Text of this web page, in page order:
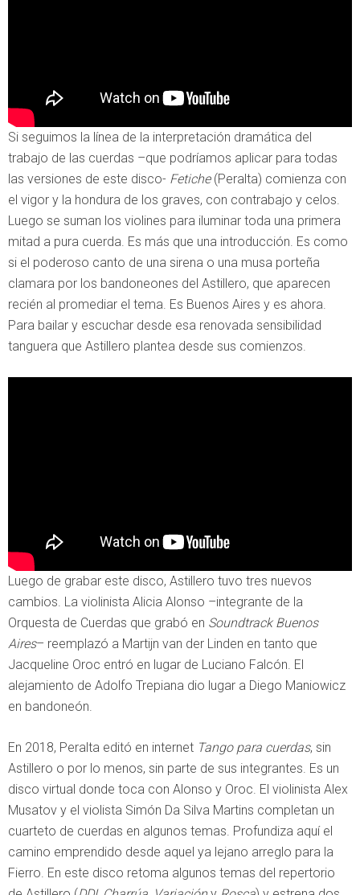
Si seguimos la línea de la interpretación dramática del
trabajo de las cuerdas –que podríamos aplicar para todas
las versiones de este disco- Fetiche(Peralta) comienza con
el vigor y la hondura de los graves, con contrabajo y celos.
Luego se suman los violines para iluminar toda una primera
mitad a pura cuerda. Es más que una introducción. Es como
si el poderoso canto de una sirena o una musa porteña
clamara por los bandoneones del Astillero, que aparecen
recién al promediar el tema. Es Buenos Aires y es ahora.
Para bailar y escuchar desde esa renovada sensibilidad
tanguera que Astillero plantea desde sus comienzos.
Luego de grabar este disco, Astillero tuvo tres nuevos
cambios. La violinista Alicia Alonso –integrante de la
Orquesta de Cuerdas que grabó en Soundtrack Buenos
Aires– reemplazó a Martijn van der Linden en tanto que
Jacqueline Oroc entró en lugar de Luciano Falcón. El
alejamiento de Adolfo Trepiana dio lugar a Diego Maniowicz
en bandoneón.
En 2018, Peralta editó en internet Tango para cuerdas, sin
Astillero o por lo menos, sin parte de sus integrantes. Es un
disco virtual donde toca con Alonso y Oroc. El violinista Alex
Musatov y el violista Simón Da Silva Martins completan un
cuarteto de cuerdas en algunos temas. Profundiza aquí el
camino emprendido desde aquel ya lejano arreglo para la
Fierro. En este disco retoma algunos temas del repertorio